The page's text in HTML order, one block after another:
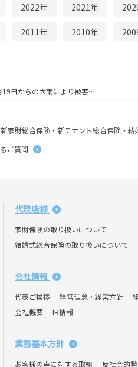
2022年 2021年
2011年 2010年
からの大雨により被害を受けられましたご契約者様へ
家財総合保険・新テナント総合保険・結
ご質問
代理店様
家財保険の取り扱いについて
結婚式総合保険の取り扱いについて
会社情報
代表ご挨拶 経営理念・経営方針
会社概要
IR情報
業務基本方針
お客様の声に対する取組 反社会的